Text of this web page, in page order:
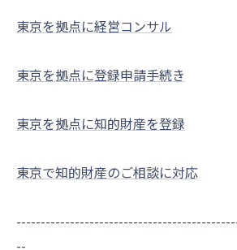
東京を拠点に経営コンサル
東京を拠点に登録申請手続き
東京を拠点に知的財産を登録
東京で知的財産のご相談に対応
--